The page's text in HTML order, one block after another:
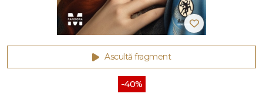
Ascultă fragment
-40%